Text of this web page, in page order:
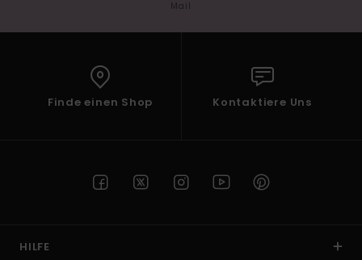
Mail
Finde einen Shop Kontaktiere Uns
HILFE